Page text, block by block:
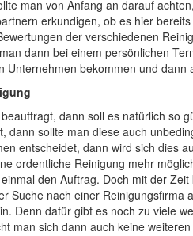
man von Anfang an darauf
erkundigen, ob es hier
der verschiedenen
dann bei einem persönlichen
Unternehmen bekommen und
dann soll es natürlich so
dann sollte man diese auch
entscheidet, dann wird sich dies
ordentliche Reinigung mehr
den Auftrag. Doch mit der
Suche nach einer
Denn dafür gibt es noch zu viele
man sich dann auch keine